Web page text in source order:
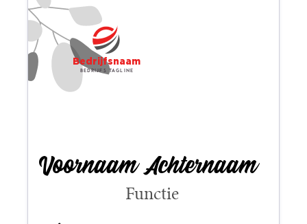
Functie
Voornaam Achternaam
Bedrijfsnaam
Bedrijfs tagline